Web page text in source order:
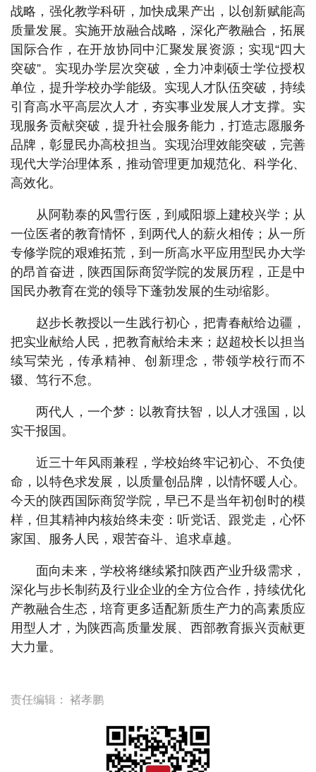
战略，强化教学科研，加快成果产出，以创新赋能高
质量发展。实施开放融合战略，深化产教融合，拓展
国际合作，在开放协同中汇聚发展资源；实现“四大
突破”。实现办学层次突破，全力冲刺硕士学位授权
单位，提升学校办学能级。实现人才队伍突破，持续
引育高水平高层次人才，夯实事业发展人才支撑。实
现服务贡献突破，提升社会服务能力，打造志愿服务
品牌，彰显民办高校担当。实现治理效能突破，完善
现代大学治理体系，推动管理更加规范化、科学化、
高效化。
从阿勒泰的风雪行医，到咸阳塬上建校兴学；从
一位医者的教育情怀，到两代人的薪火相传；从一所
专修学院的艰难拓荒，到一所高水平应用型民办大学
的昂首奋进，陕西国际商贸学院的发展历程，正是中
国民办教育在党的领导下蓬勃发展的生动缩影。
赵步长教授以一生践行初心，把青春献给边疆，
把实业献给人民，把教育献给未来；赵超校长以担当
续写荣光，传承精神、创新理念，带领学校行而不
辍、笃行不怠。
两代人，一个梦：以教育扶智，以人才强国，以
实干报国。
近三十年风雨兼程，学校始终牢记初心、不负使
命，以特色求发展，以质量创品牌，以情怀暖人心。
今天的陕西国际商贸学院，早已不是当年初创时的模
样，但其精神内核始终未变：听党话、跟党走，心怀
家国、服务人民，艰苦奋斗、追求卓越。
面向未来，学校将继续紧扣陕西产业升级需求，
深化与步长制药及行业企业的全方位合作，持续优化
产教融合生态，培育更多适配新质生产力的高素质应
用型人才，为陕西高质量发展、西部教育振兴贡献更
大力量。
责任编辑： 褚孝鹏